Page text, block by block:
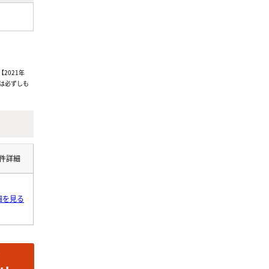
2021年
必ずしも
詳細
を見る